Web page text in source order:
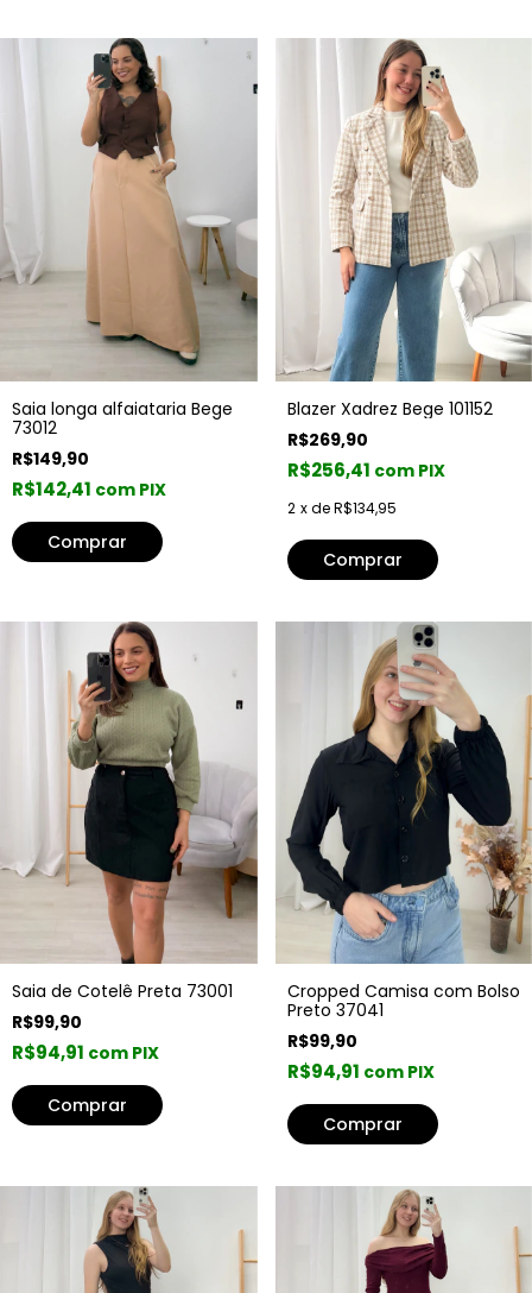
Saia longa alfaiataria Bege
73012
R$149,90
R$142,41 com PIX
Comprar
Blazer Xadrez Bege 101152
R$269,90
R$256,41 com PIX
2 x deR$134,95
Comprar
Saia de Cotelê Preta 73001
R$99,90
R$94,91 com PIX
Comprar
Cropped Camisa com Bolso
Preto 37041
R$99,90
R$94,91 com PIX